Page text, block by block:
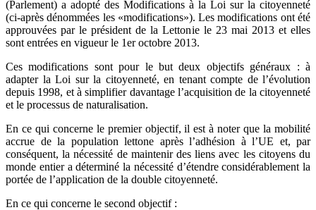
(Parlement) a adopté des Modifications à la Loi sur la citoyenneté
(ci-après dénommées les «modifications»). Les modifications ont été
approuvées par le président de la Lettonie le 23 mai 2013 et elles
sont entrées en vigueur le 1er octobre 2013.
Ces modifications sont pour le but deux objectifs généraux : à
adapter la Loi sur la citoyenneté, en tenant compte de l’évolution
depuis 1998, et à simplifier davantage l’acquisition de la citoyenneté
et le processus de naturalisation.
En ce qui concerne le premier objectif, il est à noter que la mobilité
accrue de la population lettone après l’adhésion à l’UE et, par
conséquent, la nécessité de maintenir des liens avec les citoyens du
monde entier a déterminé la nécessité d’étendre considérablement la
portée de l’application de la double citoyenneté.
En ce qui concerne le second objectif :